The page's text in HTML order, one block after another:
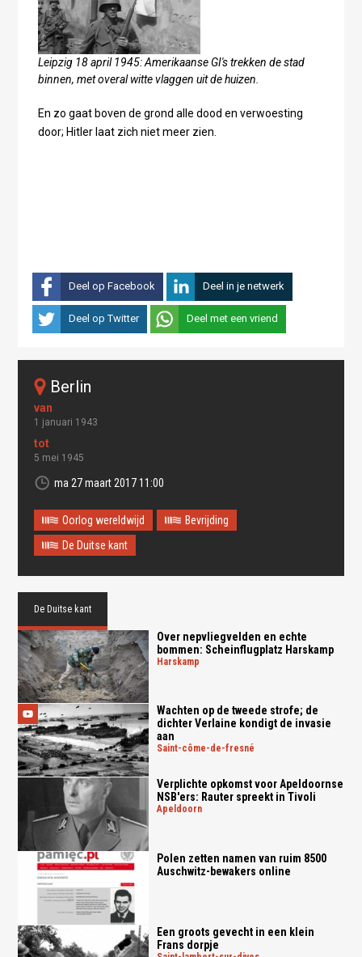
Leipzig 18 april 1945: Amerikaanse GI's trekken de stad
binnen, met overal witte vlaggen uit de huizen.
En zo gaat boven de grond alle dood en verwoesting
door; Hitler laat zich niet meer zien.
Deel op Facebook Deel in je netwerk
Deel op Twitter Deel met een vriend
berlin
1 januari 1943
5 mei 1945
ma 27 maart 2017 11:00
Oorlog wereldwijd
Bevrijding
De Duitse kant
De Duitse kant
Over nepvliegvelden en echte
bommen: Scheinflugplatz Harskamp
harskamp
Wachten op de tweede strofe; de
dichter Verlaine kondigt de invasie
aan
saint-côme-de-fresné
Verplichte opkomst voor Apeldoornse
NSB'ers: Rauter spreekt in Tivoli
apeldoorn
Polen zetten namen van ruim 8500
Auschwitz-bewakers online
Een groots gevecht in een klein
Frans dorpje